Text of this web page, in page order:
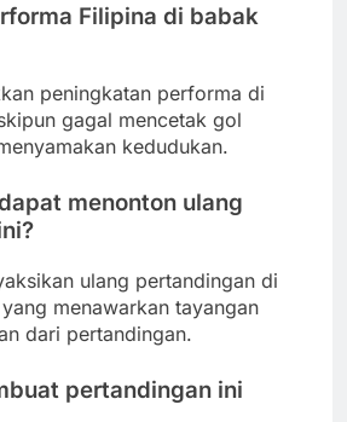
Filipina di babak
peningkatan performa di
gagal mencetak gol
kedudukan.
menonton ulang
ulang pertandingan di
menawarkan tayangan
dari pertandingan.
pertandingan ini